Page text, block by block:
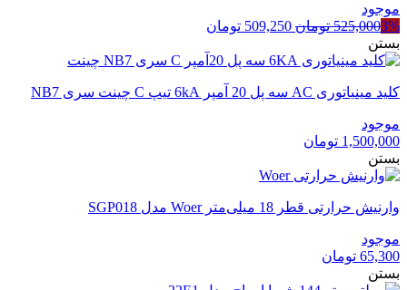
موجود
3%
525,000 تومان قیمت
525,000 تومان
509,250 تومان
509,250 تومان
بستن
کلید مینیاتوری AC سه پل 20 آمپر 6kA تیپ C چینت سری NB7
موجود
1,500,000 تومان
بستن
وارنیش حرارتی قطر 18 میلی‌متر Woer مدل SGP018
موجود
65,300 تومان
بستن